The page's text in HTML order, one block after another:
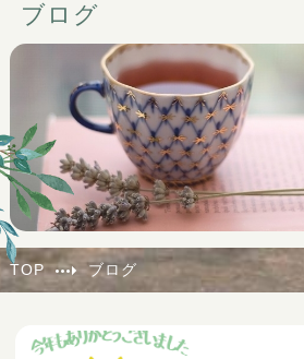
ブログ
TOP ブログ